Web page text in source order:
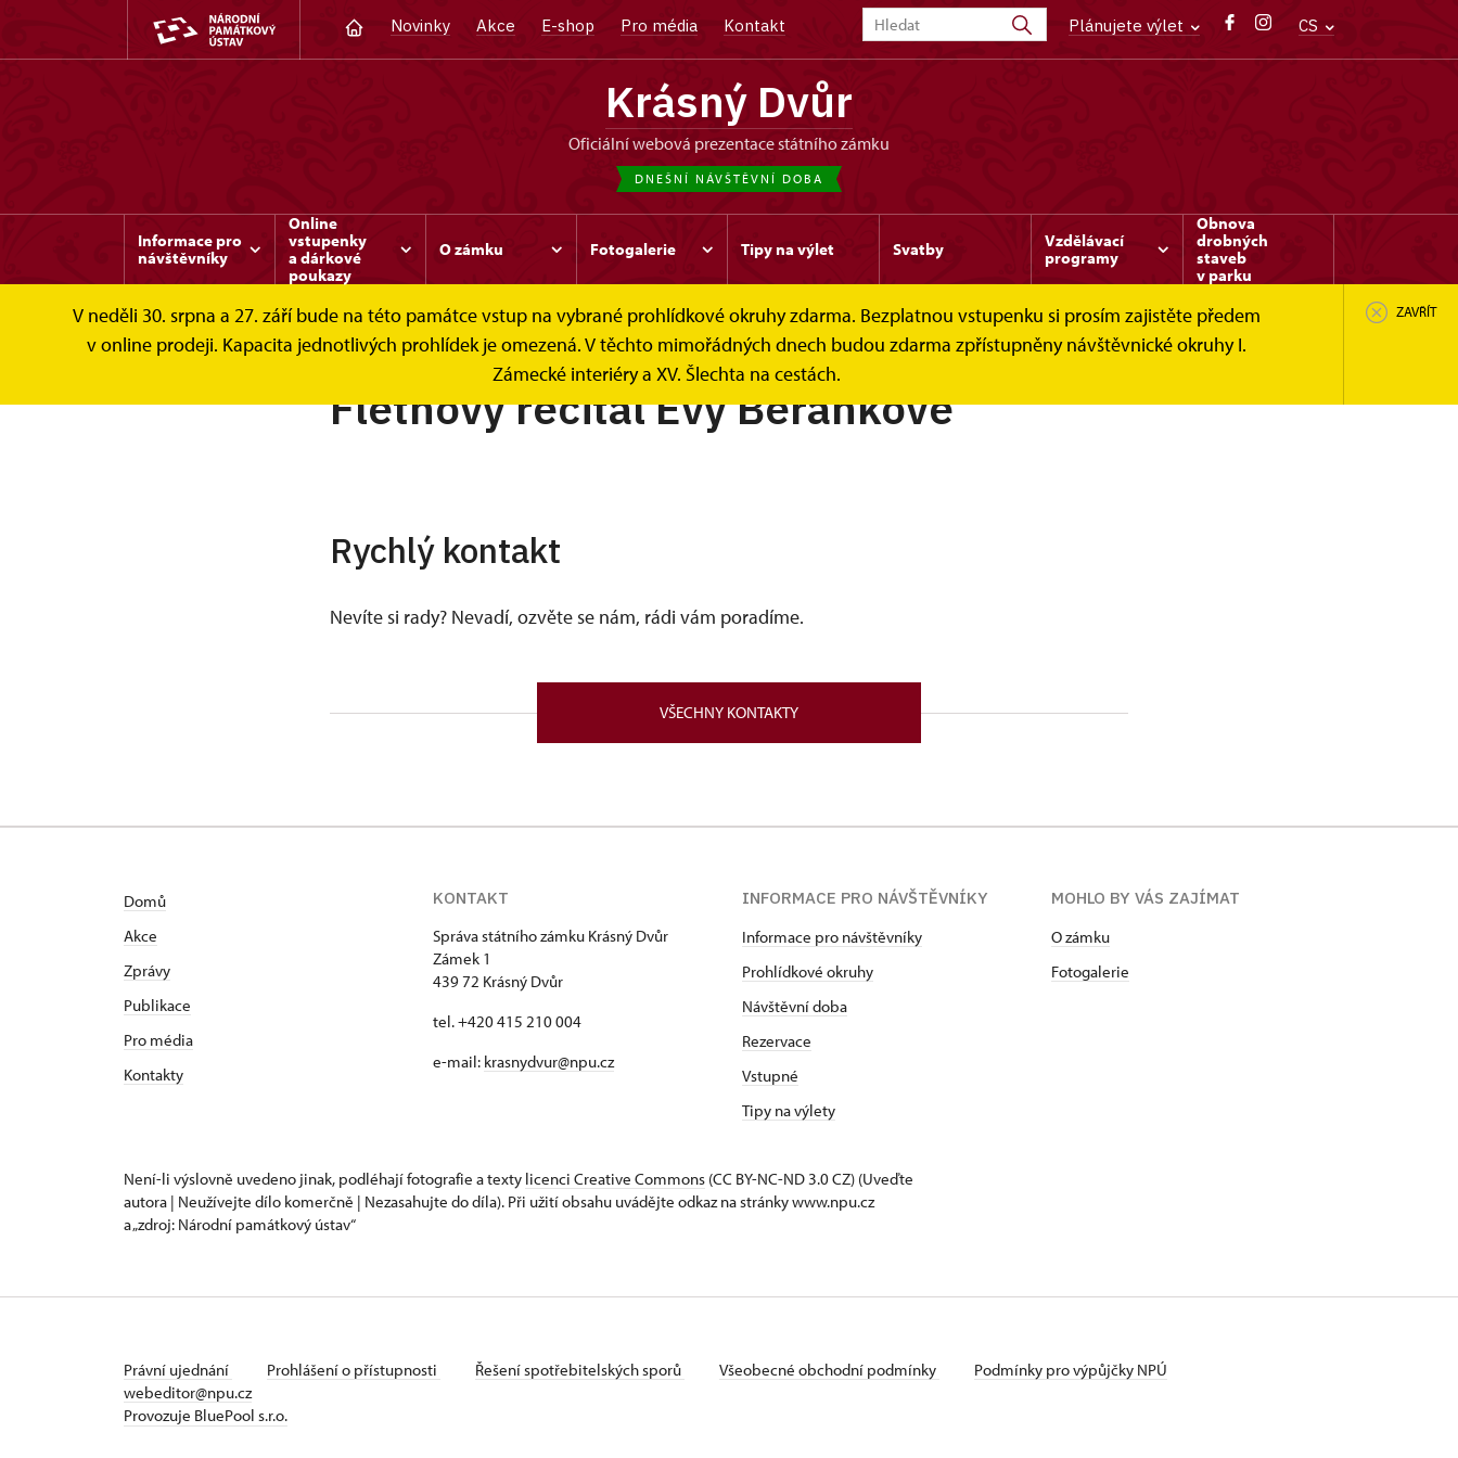
Novinky Akce E-shop Pro média Kontakt Plánujete výlet CS
Krásný Dvůr
oficiální webová prezentace státního zámku
DNEŠNÍ NÁVŠTĚVNÍ DOBA
Informace pro
návštěvníky
Online
vstupenky
a dárkové
poukazy
O zámku Fotogalerie Tipy na výlet Svatby
Vzdělávací
programy
Obnova
drobných
staveb
v parku
V neděli 30. srpna a 27. září bude na této památce vstup na vybrané prohlídkové okruhy zdarma. Bezplatnou vstupenku si prosím zajistěte předem
v online prodeji. Kapacita jednotlivých prohlídek je omezená. V těchto mimořádných dnech budou zdarma zpřístupněny návštěvnické okruhy I.
Zámecké interiéry a XV. Šlechta na cestách.
ZAVŘÍT
Flétnový recitál Evy Beránkové
Rychlý kontakt
Nevíte si rady? Nevadí, ozvěte se nám, rádi vám poradíme.
VŠECHNY KONTAKTY
Domů
Akce
Zprávy
Publikace
Pro média
Kontakty
KONTAKT
Správa státního zámku Krásný Dvůr
Zámek 1
439 72 Krásný Dvůr
tel. +420 415 210 004
e-mail: krasnydvur@npu.cz
INFORMACE PRO NÁVŠTĚVNÍKY
Informace pro návštěvníky
Prohlídkové okruhy
Návštěvní doba
Rezervace
Vstupné
Tipy na výlety
MOHLO BY VÁS ZAJÍMAT
O zámku
Fotogalerie
Není-li výslovně uvedeno jinak, podléhají fotografie a texty licenci Creative Commons (CC BY-NC-ND 3.0 CZ) (Uveďte
autora | Neužívejte dílo komerčně | Nezasahujte do díla). Při užití obsahu uvádějte odkaz na stránky www.npu.cz
a „zdroj: Národní památkový ústav“
Právní ujednání Prohlášení o přístupnosti Řešení spotřebitelských sporů Všeobecné obchodní podmínky
Podmínky pro výpůjčky NPÚ
webeditor@npu.cz
Provozuje BluePool s.r.o.